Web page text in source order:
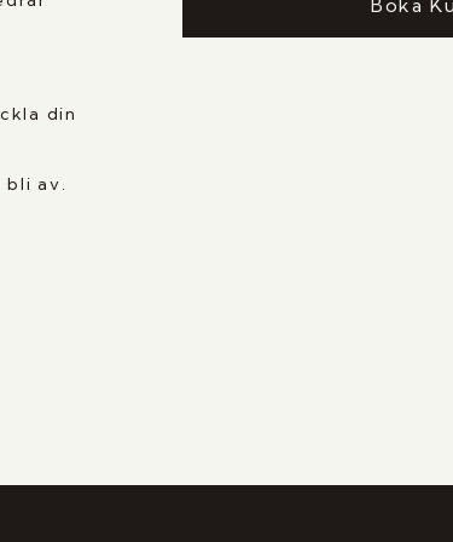
din
bli av.
Boka